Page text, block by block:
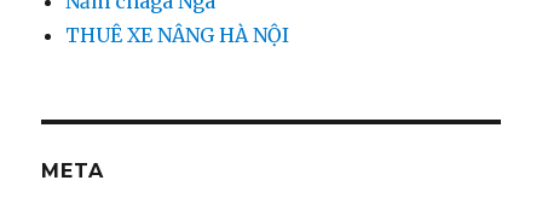
THUÊ XE NÂNG HÀ NỘI
META